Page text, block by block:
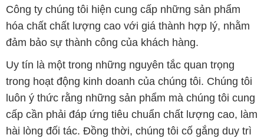
Công ty chúng tôi hiện cung cấp những sản phẩm
hóa chất chất lượng cao với giá thành hợp lý, nhằm
đảm bảo sự thành công của khách hàng.
Uy tín là một trong những nguyên tắc quan trọng
trong hoạt động kinh doanh của chúng tôi. Chúng tôi
luôn ý thức rằng những sản phẩm mà chúng tôi cung
cấp cần phải đáp ứng tiêu chuẩn chất lượng cao, làm
hài lòng đối tác. Đồng thời, chúng tôi cố gắng duy trì